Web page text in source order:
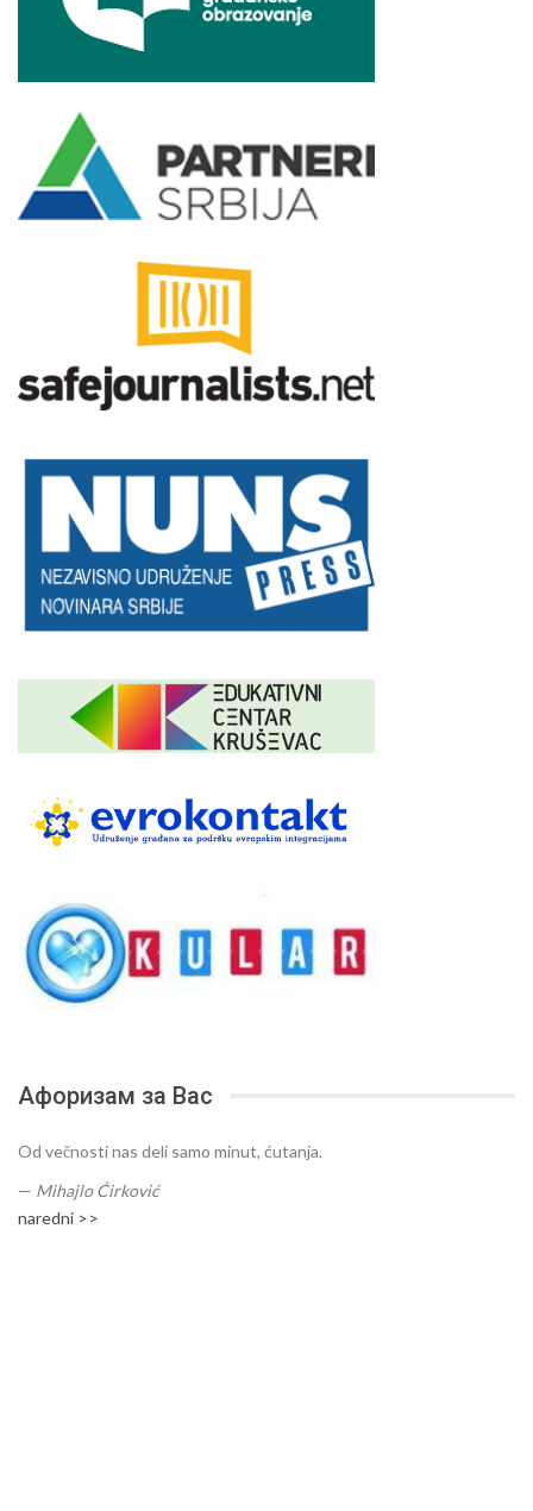
Афоризам за Вас
Od večnosti nas deli samo minut, ćutanja.
— Mihajlo Ćirković
naredni >>